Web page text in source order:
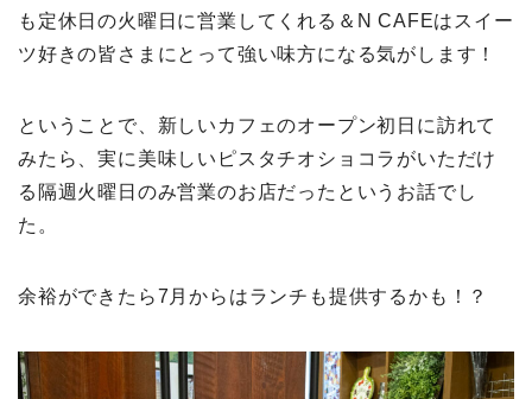
も定休日の火曜日に営業してくれる＆N CAFEはスイー
ツ好きの皆さまにとって強い味方になる気がします！
ということで、新しいカフェのオープン初日に訪れて
みたら、実に美味しいピスタチオショコラがいただけ
る隔週火曜日のみ営業のお店だったというお話でし
た。
余裕ができたら7月からはランチも提供するかも！？